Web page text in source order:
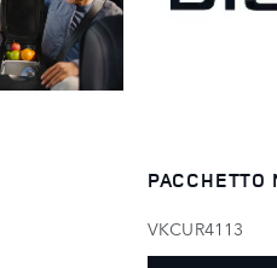
PACCHETTO
VKCUR4113